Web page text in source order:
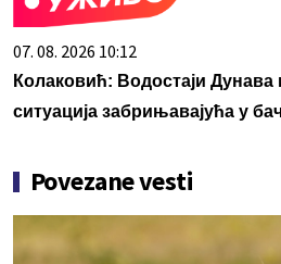
07. 08. 2026 10:12
Колаковић: Водостаји Дунава
ситуација забрињавајућа у
Povezane vesti